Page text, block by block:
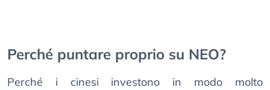
Perché puntare proprio su NEO?
Perché i cinesi investono in modo molto